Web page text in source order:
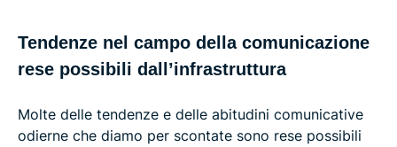
Tendenze nel campo della comunicazione
rese possibili dall’infrastruttura
Molte delle tendenze e delle abitudini comunicative
odierne che diamo per scontate sono rese possibili